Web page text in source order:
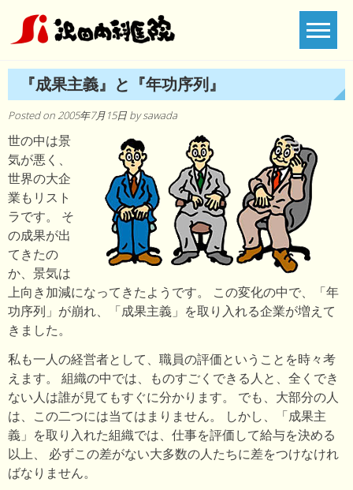
content
『成果主義』と『年功序列』
Posted on 2005年7月15日 bysawada
世の中は景
気が悪く、
世界の大企
業もリスト
ラです。 そ
の成果が出
てきたの
か、景気は
上向き加減になってきたようです。 この変化の中で、「年
功序列」が崩れ、「成果主義」を取り入れる企業が増えて
きました。
私も一人の経営者として、職員の評価ということを時々考
えます。 組織の中では、ものすごくできる人と、全くでき
ない人は誰が見てもすぐに分かります。 でも、大部分の人
は、この二つには当てはまりません。 しかし、「成果主
義」を取り入れた組織では、仕事を評価して給与を決める
以上、 必ずこの差がない大多数の人たちに差をつけなけれ
ばなりません。